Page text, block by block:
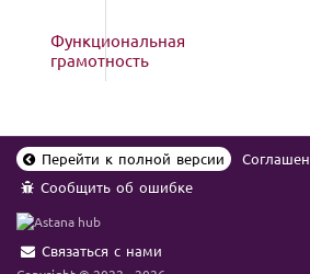
Функциональная
грамотность
Перейти к полной версии
Сообщить об ошибке
Связаться с нами